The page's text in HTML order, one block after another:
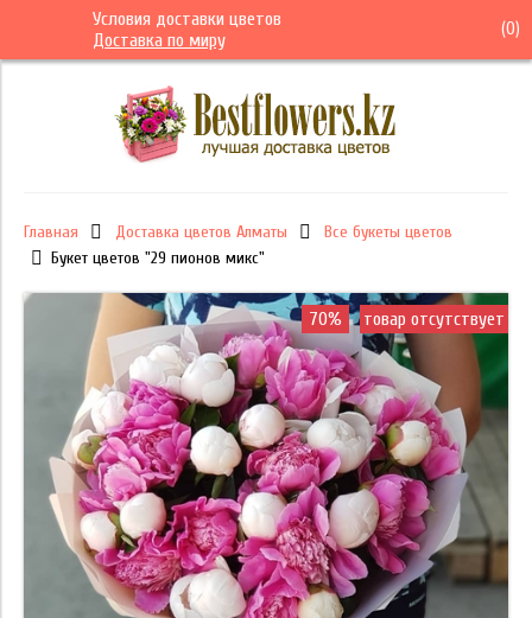
Условия доставки цветов
Доставка по миру
(0)
Главная Доставка цветов Алматы
Все букеты цветов
Букет цветов "29 пионов микс"
70% товар отсутствует